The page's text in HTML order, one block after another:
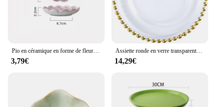
Pio en céramique en forme de fleur Brindisi, petite assiette en porcelaine, S/05 er, Mini Soy aissce assaisonnement, ustensiles de cuisine, fournitures de cuisine, 1 pièce
3,79€
Assiette ronde en verre transparente avec perles dorées, assiette à fruits, assiette à dessert, assiette de mariage, assiette de cuisson domestique, ustensiles de cuisine, nouveau
14,29€